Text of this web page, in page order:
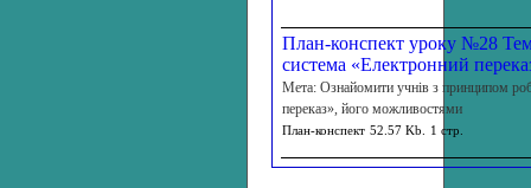
План-конспект уроку №28
система «Електронний
Мета: Ознайомити учнів з принципом
переказ», його можливостями
План-конспект 52.57 Kb. 1 стр.